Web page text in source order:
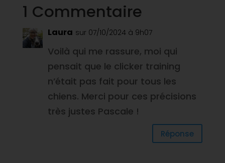
1 Commentaire
Laura sur 07/10/2024 à 9h07
Voilà qui me rassure, moi qui
pensait que le clicker training
n’était pas fait pour tous les
chiens. Merci pour ces précisions
très justes Pascale !
Réponse